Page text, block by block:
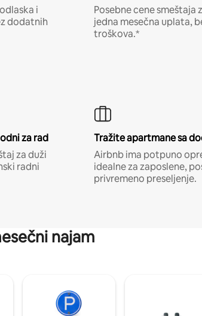
i
dodatnih
Posebne cene smeštaja
jedna mesečna uplata,
troškova.*
za rad
za duži
radni
Tražite apartmane sa
Airbnb ima potpuno
idealne za zaposlene,
privremeno preseljenje.
najam